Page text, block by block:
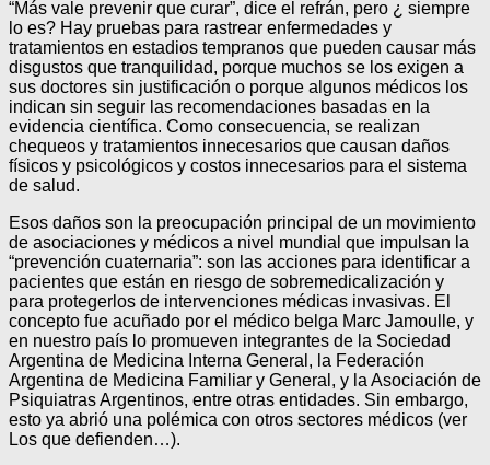
“Más vale prevenir que curar”, dice el refrán, pero ¿ siempre
lo es? Hay pruebas para rastrear enfermedades y
tratamientos en estadios tempranos que pueden causar más
disgustos que tranquilidad, porque muchos se los exigen a
sus doctores sin justificación o porque algunos médicos los
indican sin seguir las recomendaciones basadas en la
evidencia científica. Como consecuencia, se realizan
chequeos y tratamientos innecesarios que causan daños
físicos y psicológicos y costos innecesarios para el sistema
de salud.
Esos daños son la preocupación principal de un movimiento
de asociaciones y médicos a nivel mundial que impulsan la
“prevención cuaternaria”: son las acciones para identificar a
pacientes que están en riesgo de sobremedicalización y
para protegerlos de intervenciones médicas invasivas. El
concepto fue acuñado por el médico belga Marc Jamoulle, y
en nuestro país lo promueven integrantes de la Sociedad
Argentina de Medicina Interna General, la Federación
Argentina de Medicina Familiar y General, y la Asociación de
Psiquiatras Argentinos, entre otras entidades. Sin embargo,
esto ya abrió una polémica con otros sectores médicos (ver
Los que defienden…).